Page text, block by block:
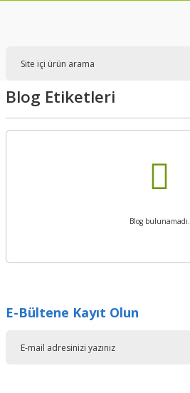
Blog Etiketleri
Blog bulunamadı.
E-Bültene Kayıt Olun